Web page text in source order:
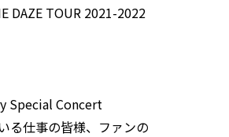
DAZE TOUR 2021-2022
Special Concert
る仕事の皆様、ファンの